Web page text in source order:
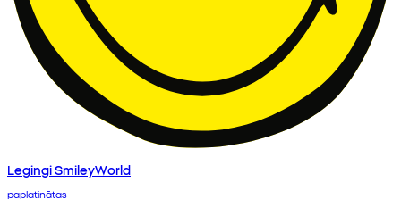
Legingi SmileyWorld
paplatinātas